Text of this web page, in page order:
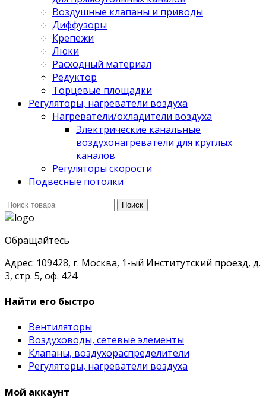
Воздушные клапаны и приводы
Диффузоры
Крепежи
Люки
Расходный материал
Редуктор
Торцевые площадки
Регуляторы, нагреватели воздуха
Нагреватели/охладители воздуха
Электрические канальные
воздухонагреватели для круглых
каналов
Регуляторы скорости
Подвесные потолки
Поиск
для:
Поиск
Обращайтесь
Адрес: 109428, г. Москва, 1-ый Институтский проезд, д.
3, стр. 5, оф. 424
Найти его быстро
Вентиляторы
Воздуховоды, сетевые элементы
Клапаны, воздухораспределители
Регуляторы, нагреватели воздуха
Мой аккаунт